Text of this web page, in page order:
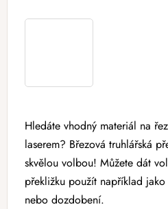
Hledáte vhodný materiál na
laserem? Březová truhlářská
skvělou volbou! Můžete dát
překližku použít například
nebo dozdobení.